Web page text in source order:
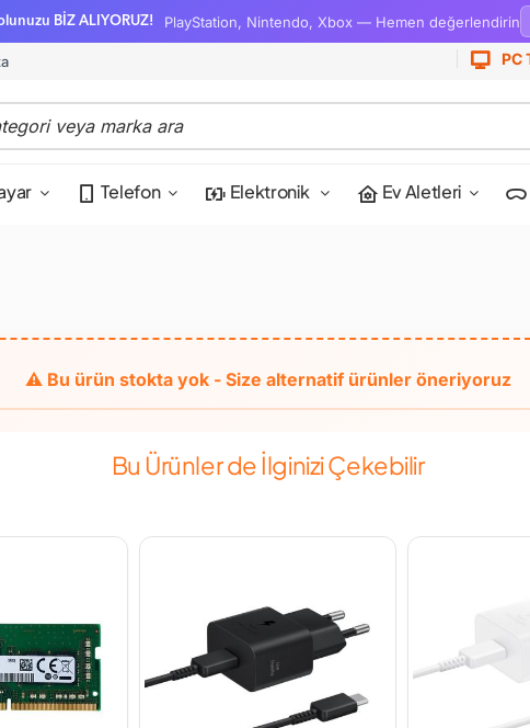
BİZ ALIYORUZ! PlayStation, Nintendo, Xbox — Hemen değerlendirin
PC
Telefon Elektronik Ev Aletleri
Bu Ürünler de İlginizi Çekebilir